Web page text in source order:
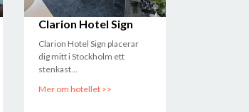
Clarion Hotel Sign
Clarion Hotel Sign placerar
dig mitt i Stockholm ett
stenkast...
Mer om hotellet >>